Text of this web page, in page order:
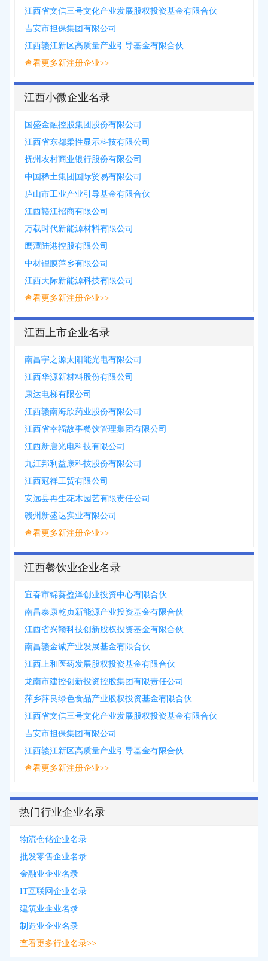
江西省文信三号文化产业发展股权投资基金有限合伙
吉安市担保集团有限公司
江西赣江新区高质量产业引导基金有限合伙
查看更多新注册企业>>
江西小微企业名录
国盛金融控股集团股份有限公司
江西省东都柔性显示科技有限公司
抚州农村商业银行股份有限公司
中国稀土集团国际贸易有限公司
庐山市工业产业引导基金有限合伙
江西赣江招商有限公司
万载时代新能源材料有限公司
鹰潭陆港控股有限公司
中材锂膜萍乡有限公司
江西天际新能源科技有限公司
查看更多新注册企业>>
江西上市企业名录
南昌宇之源太阳能光电有限公司
江西华源新材料股份有限公司
康达电梯有限公司
江西赣南海欣药业股份有限公司
江西省幸福故事餐饮管理集团有限公司
江西新唐光电科技有限公司
九江邦利益康科技股份有限公司
江西冠祥工贸有限公司
安远县再生花木园艺有限责任公司
赣州新盛达实业有限公司
查看更多新注册企业>>
江西餐饮业企业名录
宜春市锦葵盈泽创业投资中心有限合伙
南昌泰康乾贞新能源产业投资基金有限合伙
江西省兴赣科技创新股权投资基金有限合伙
南昌赣金诚产业发展基金有限合伙
江西上和医药发展股权投资基金有限合伙
龙南市建控创新投资控股集团有限责任公司
萍乡萍良绿色食品产业股权投资基金有限合伙
江西省文信三号文化产业发展股权投资基金有限合伙
吉安市担保集团有限公司
江西赣江新区高质量产业引导基金有限合伙
查看更多新注册企业>>
热门行业企业名录
物流仓储企业名录
批发零售企业名录
金融业企业名录
IT互联网企业名录
建筑业企业名录
制造业企业名录
查看更多行业名录>>